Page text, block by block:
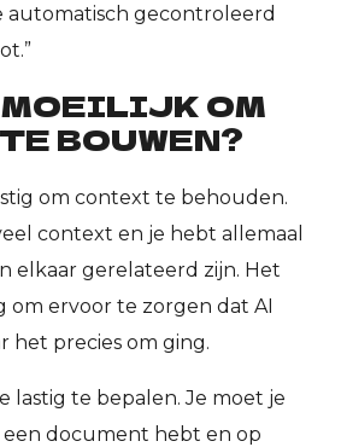
automatisch gecontroleerd
MOEILIJK OM
BOUWEN?
om context te behouden.
context en je hebt allemaal
elkaar gerelateerd zijn. Het
om ervoor te zorgen dat AI
het precies om ging.
lastig te bepalen. Je moet je
document hebt en op